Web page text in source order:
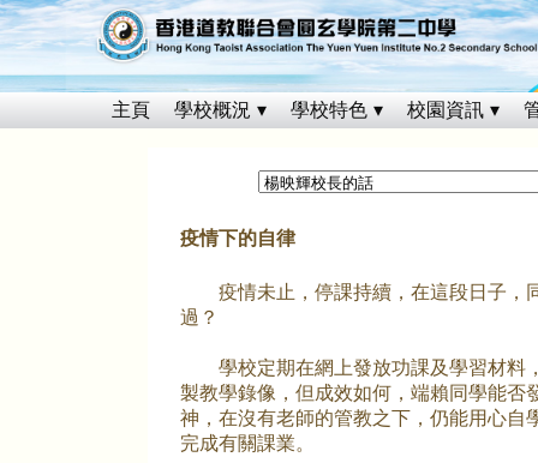
主頁 學校概況 學校特色 校園資訊
疫情下的自律
疫情未止，停課持續，在這段日子，
過？
學校定期在網上發放功課及學習材料
製教學錄像，但成效如何，端賴同學能否
神，在沒有老師的管教之下，仍能用心自
完成有關課業。